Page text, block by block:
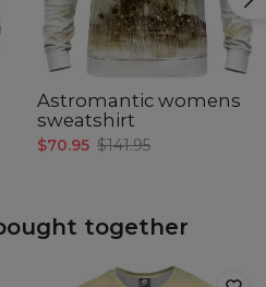
Astromantic womens
sweatshirt
$70.95 $141.95
together